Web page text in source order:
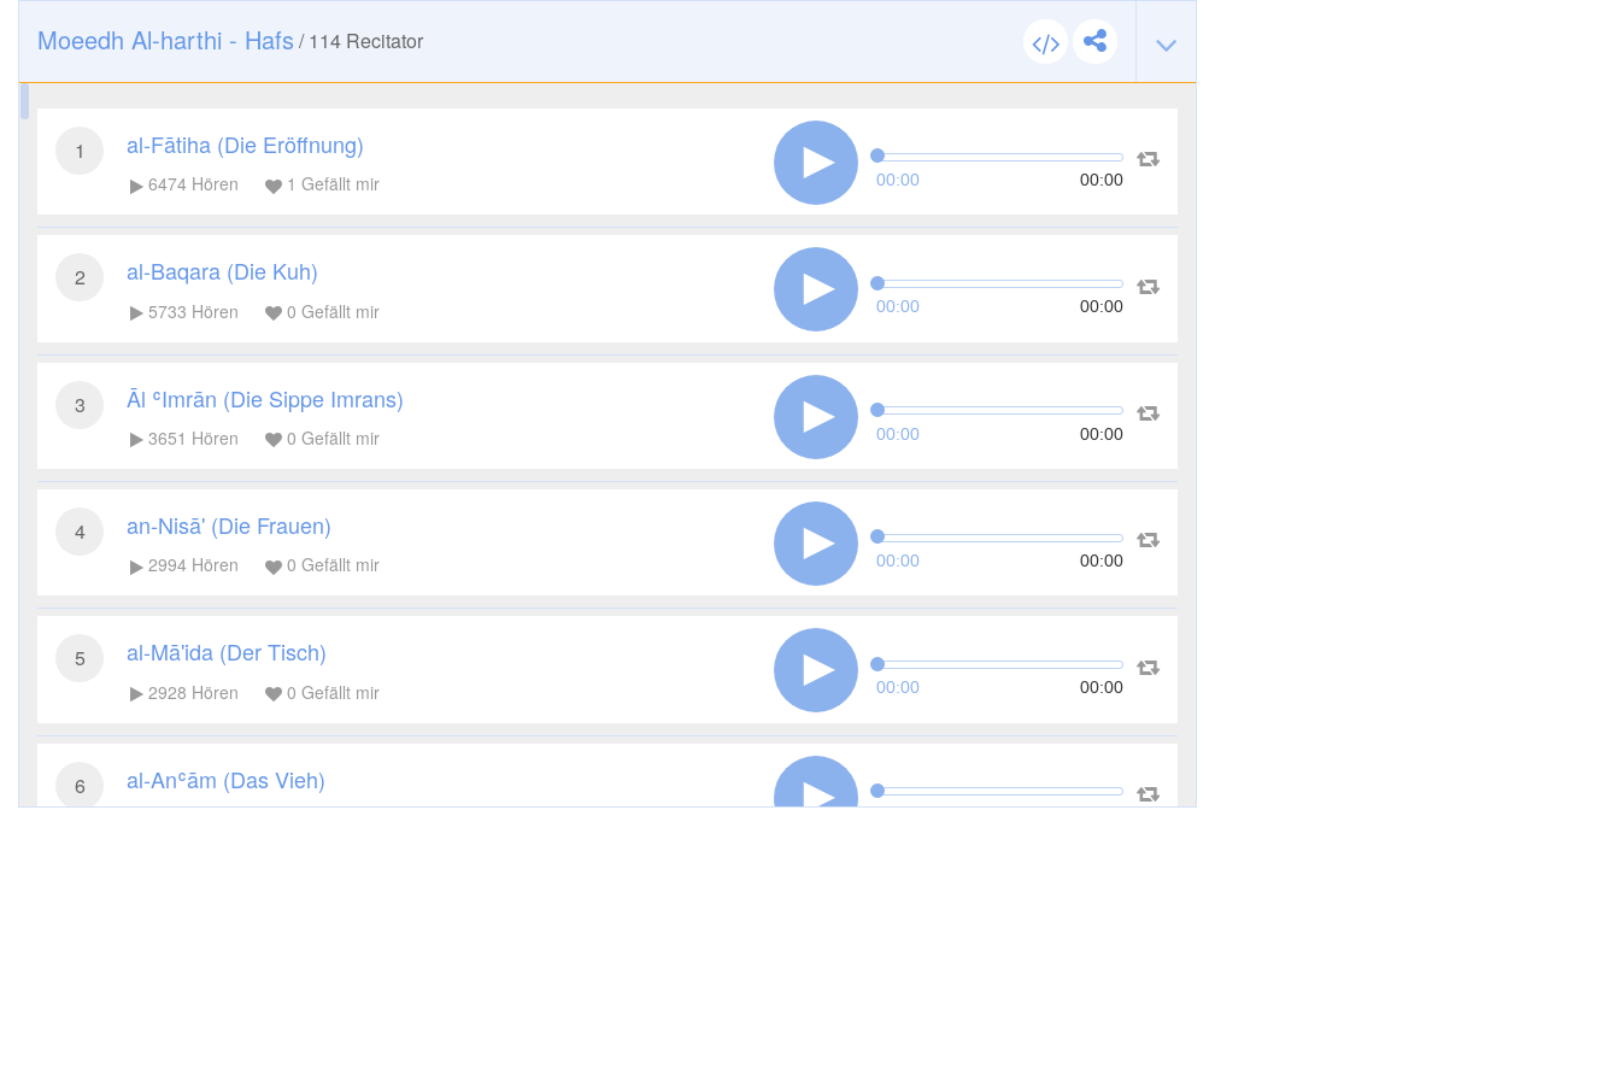
Moeedh Al-harthi - Hafs /114 Recitator
1 al-Fātiha (Die Eröffnung)
6474 Hören 1 Gefällt mir 00:00 00:00
2 al-Baqara (Die Kuh)
5733 Hören 0 Gefällt mir 00:00 00:00
3 Āl ʿImrān (Die Sippe Imrans)
3651 Hören 0 Gefällt mir 00:00 00:00
4 an-Nisā' (Die Frauen)
2994 Hören 0 Gefällt mir 00:00 00:00
5 al-Mā'ida (Der Tisch)
2928 Hören 0 Gefällt mir 00:00 00:00
6 al-Anʿām (Das Vieh)
00:00 00:00